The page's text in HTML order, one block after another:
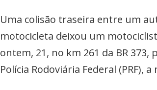
Uma colisão traseira entre um
motocicleta deixou um
ontem, 21, no km 261 da BR
Polícia Rodoviária Federal (PRF),